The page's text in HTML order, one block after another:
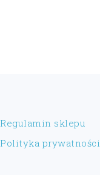
Regulamin sklepu
Polityka prywatności